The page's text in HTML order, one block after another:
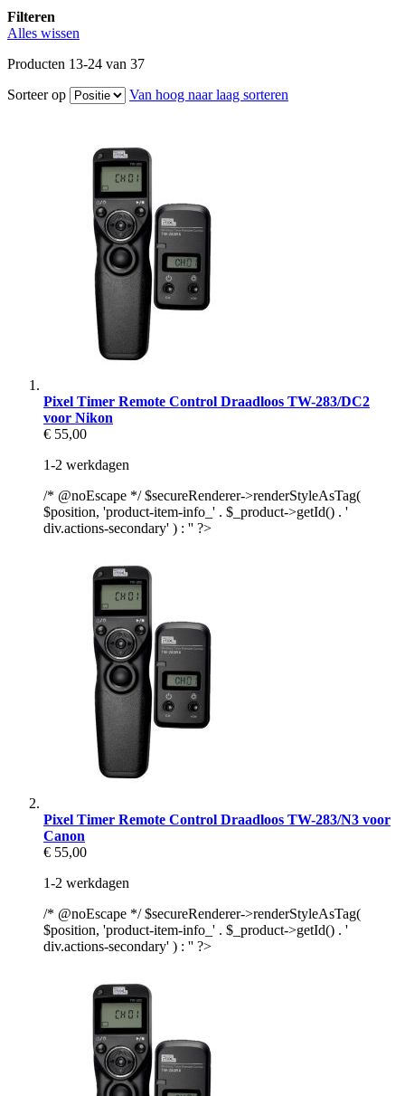
Filteren
Alles wissen
Producten 13-24 van 37
Sorteer op
Van hoog naar laag sorteren
Pixel Timer Remote Control Draadloos TW-283/DC2
voor Nikon
€ 55,00
1-2 werkdagen
/* @noEscape */ $secureRenderer->renderStyleAsTag(
$position, 'product-item-info_' . $_product->getId() . '
div.actions-secondary' ) : '' ?>
Pixel Timer Remote Control Draadloos TW-283/N3 voor
Canon
€ 55,00
1-2 werkdagen
/* @noEscape */ $secureRenderer->renderStyleAsTag(
$position, 'product-item-info_' . $_product->getId() . '
div.actions-secondary' ) : '' ?>